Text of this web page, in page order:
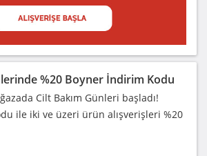
%20 Boyner İndirim Kodu
Cilt Bakım Günleri başladı!
ile iki ve üzeri ürün alışverişleri %20